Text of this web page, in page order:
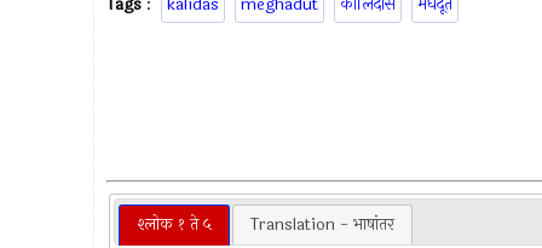
श्लोक १ ते ५ Translation - भाषांतर